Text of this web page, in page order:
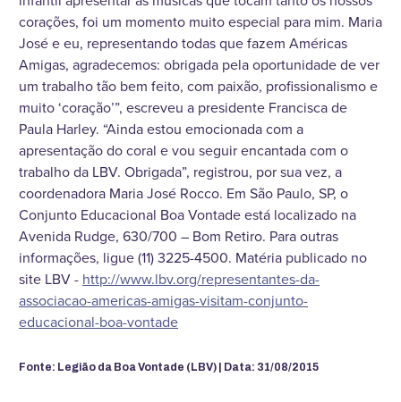
corações, foi um momento muito especial para mim. Maria
José e eu, representando todas que fazem Américas
Amigas, agradecemos: obrigada pela oportunidade de ver
um trabalho tão bem feito, com paixão, profissionalismo e
muito ‘coração’”, escreveu a presidente Francisca de
Paula Harley. “Ainda estou emocionada com a
apresentação do coral e vou seguir encantada com o
trabalho da LBV. Obrigada”, registrou, por sua vez, a
coordenadora Maria José Rocco. Em São Paulo, SP, o
Conjunto Educacional Boa Vontade está localizado na
Avenida Rudge, 630/700 – Bom Retiro. Para outras
informações, ligue (11) 3225-4500. Matéria publicado no
site LBV - http://www.lbv.org/representantes-da-
associacao-americas-amigas-visitam-conjunto-
educacional-boa-vontade
Fonte: Legião da Boa Vontade (LBV) | Data: 31/08/2015